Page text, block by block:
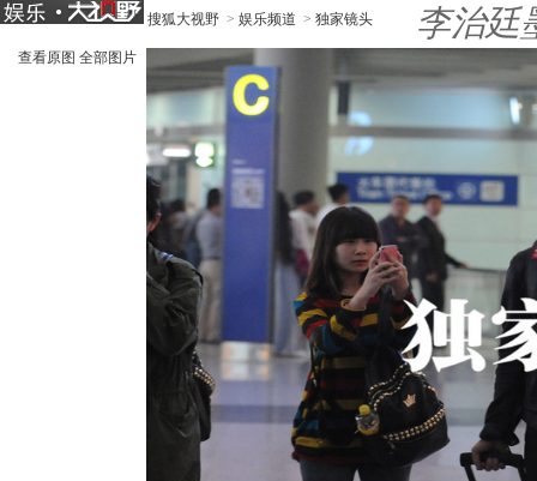
搜狐大视野 > 娱乐频道 > 独家镜头 李治廷
查看原图 全部图片